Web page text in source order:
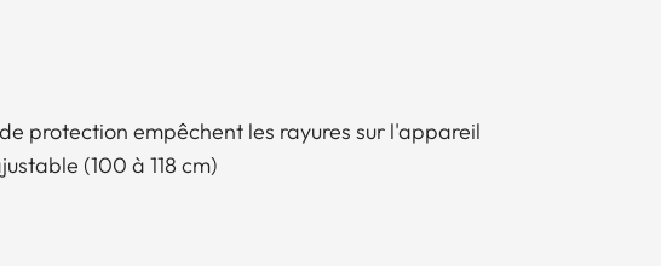
protection empêchent les rayures sur l'appareil
(100 à 118 cm)